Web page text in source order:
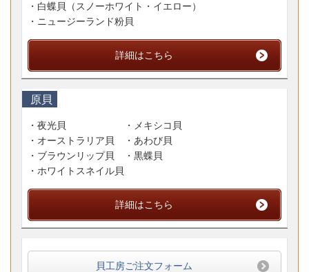
・白蝶貝
（スノーホワイト・イエロー）
・ニュージーランド粉貝
詳細はこちら
原貝
・夜光貝 ・メキシコ貝
・オーストラリア貝 ・あわび貝
・ブラウンリップ貝 ・黒蝶貝
・ホワイトスネイル貝
詳細はこちら
貝工房ご注文フォーム